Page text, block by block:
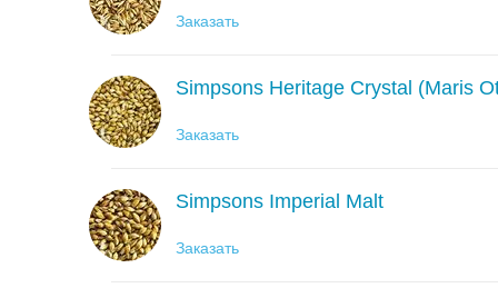
Заказать
Simpsons Heritage Crystal (Maris
Заказать
Simpsons Imperial Malt
Заказать